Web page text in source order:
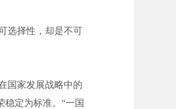
选择性，却是不可
国家发展战略中的
定为标准。“一国